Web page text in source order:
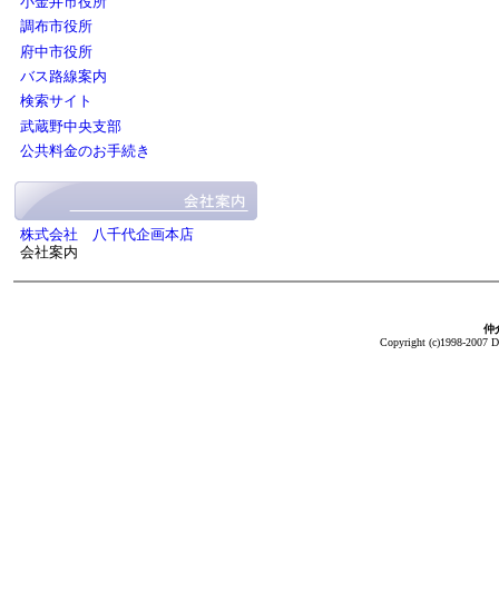
調布市役所
府中市役所
バス路線案内
検索サイト
武蔵野中央支部
公共料金のお手続き
株式会社 八千代企画本店
会社案内
仲
Copyright (c)1998-2007